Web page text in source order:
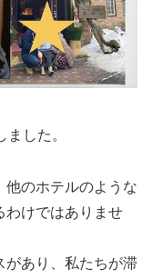
した。
他のホテルのような
わけではありませ
があり、私たちが滞